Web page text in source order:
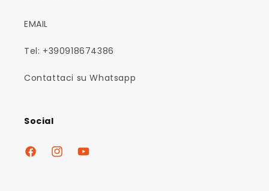
EMAIL
Tel: +390918674386
Contattaci su Whatsapp
Social
FacebookInstagramYouTube